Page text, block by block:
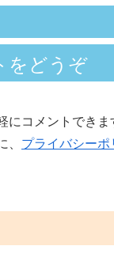
をどうぞ
にコメントできま
プライバシーポ